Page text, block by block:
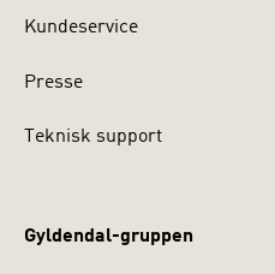
Kundeservice
Presse
Teknisk support
Gyldendal-gruppen